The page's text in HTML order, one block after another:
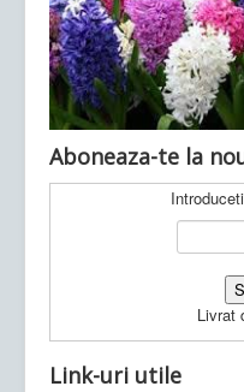
Aboneaza-te la
Livrat
Link-uri utile